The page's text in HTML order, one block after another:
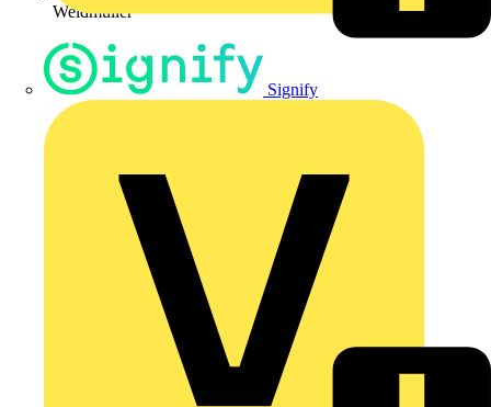
Signify
Weidmüller